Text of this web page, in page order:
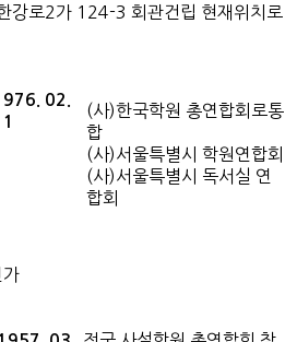
강로2가 124-3 회관건립 현재위치로
02.
(사)한국학원 총연합회로통
합
(사)서울특별시 학원연합회
(사)서울특별시 독서실 연
합회
가